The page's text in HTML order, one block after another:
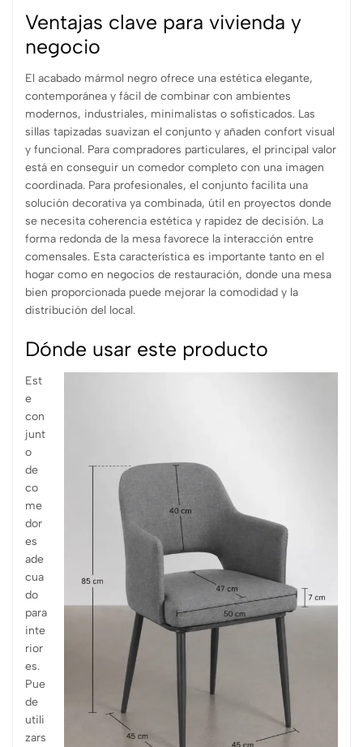
Ventajas clave para vivienda y
negocio
El acabado mármol negro ofrece una estética elegante,
contemporánea y fácil de combinar con ambientes
modernos, industriales, minimalistas o sofisticados. Las
sillas tapizadas suavizan el conjunto y añaden confort visual
y funcional. Para compradores particulares, el principal valor
está en conseguir un comedor completo con una imagen
coordinada. Para profesionales, el conjunto facilita una
solución decorativa ya combinada, útil en proyectos donde
se necesita coherencia estética y rapidez de decisión. La
forma redonda de la mesa favorece la interacción entre
comensales. Esta característica es importante tanto en el
hogar como en negocios de restauración, donde una mesa
bien proporcionada puede mejorar la comodidad y la
distribución del local.
Dónde usar este producto
Est
e
con
junt
o
de
co
me
dor
es
ade
cua
do
para
inte
rior
es.
Pue
de
utili
zars